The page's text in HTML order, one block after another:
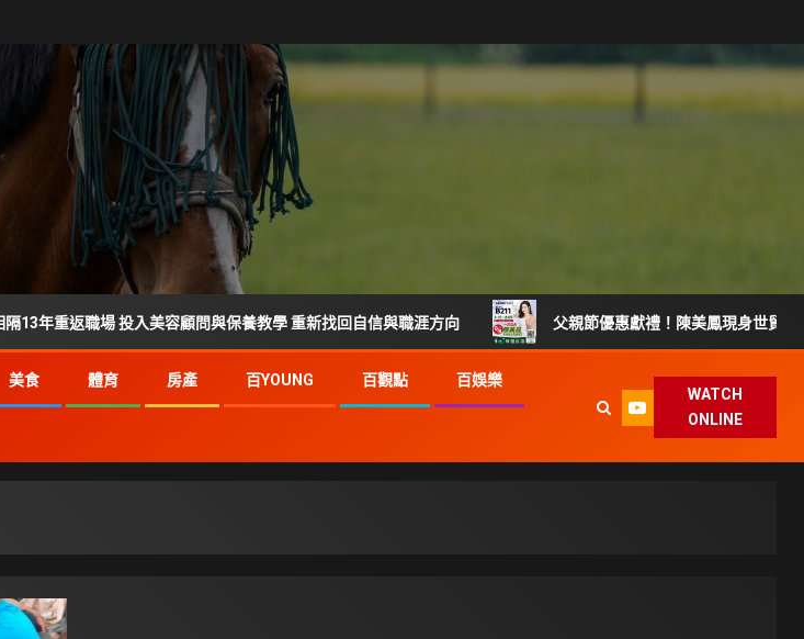
入美容顧問與保養教學 重新找回自信與職涯方向 父親節優惠獻禮！陳美鳳現身世貿樂齡展 8/8擔任華陀
美食 體育 房產 百YOUNG 百觀點 百娛樂
WATCH
ONLINE